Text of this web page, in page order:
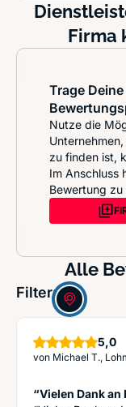
Firma
Trage
Nutze die
zu finden ist,
Im Anschluss
Bewertung
Alle
Filter:
5,0
von Michael T.,
“Vielen Dank an